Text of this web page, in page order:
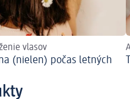
vlasov
(nielen) počas letných